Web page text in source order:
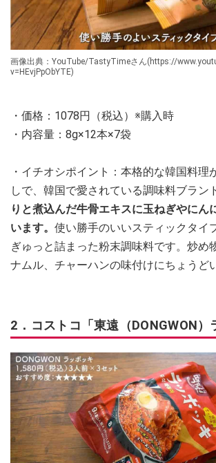
画像出典：YouTube/TastyTimeさん(https://
v=HEvjPpObYTE)
・価格：1078円（税込）※購入時
・内容量：8g×12本×7袋
・イチオシポイント：本格的な韓国料理
しで、韓国で愛されている調味料ブラン
りと煮込んだ牛骨エキスに玉ねぎやにん
います。 使い勝手のいいスティックタイ
ぎゅっと詰まった粉末調味料です。炒め
ナムル、チャーハンの味付けにちょうど
2．コストコ「東遠（DONGWON）